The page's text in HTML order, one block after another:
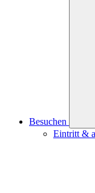
Besuchen
Eintritt &